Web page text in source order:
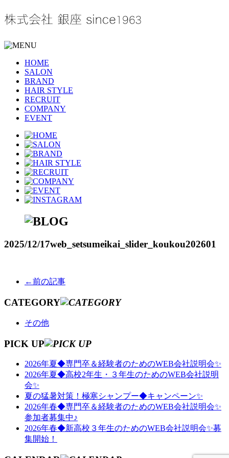
HOME
SALON
BRAND
HAIR STYLE
RECRUIT
COMPANY
EVENT
2025/12/17web_setsumeikai_slider_koukou202601
←前の記事
CATEGORY
その他
PICK UP
2026年夏◆専門卒＆経験者のためのWEB会社説明会✨
2026年夏◆高校2年生・３年生のためのWEB会社説明
会✨
夏の猛暑対策！極寒シャンプー◆キャンペーン✨
2026年春◆専門卒＆経験者のためのWEB会社説明会✨
参加者募集中♪
2026年春◆新高校３年生のためのWEB会社説明会✨募
集開始！